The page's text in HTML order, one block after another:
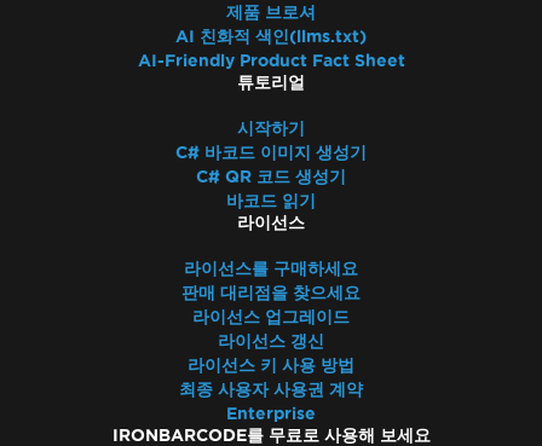
제품 브로셔
AI 친화적 색인(llms.txt)
AI-Friendly Product Fact Sheet
튜토리얼
시작하기
C# 바코드 이미지 생성기
C# QR 코드 생성기
바코드 읽기
라이선스
라이선스를 구매하세요
판매 대리점을 찾으세요
라이선스 업그레이드
라이선스 갱신
라이선스 키 사용 방법
최종 사용자 사용권 계약
Enterprise
IRONBARCODE를 무료로 사용해 보세요